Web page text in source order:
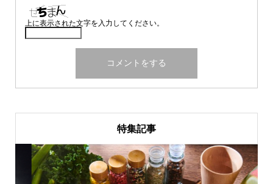
上に表示された文字を入力してください。
特集記事